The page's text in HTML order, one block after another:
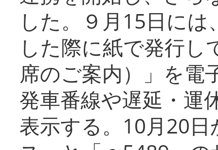
した。９月15日に
した際に紙で発行し
席のご案内）」を電
発車番線や遅延・運
表示する。10月20